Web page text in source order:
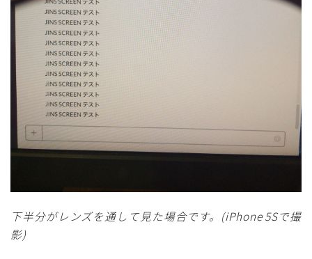
下半分がレンズを通して見た場合です。(iPhone 5Sで撮
影)